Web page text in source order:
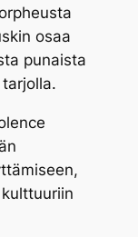
osaa
punaista